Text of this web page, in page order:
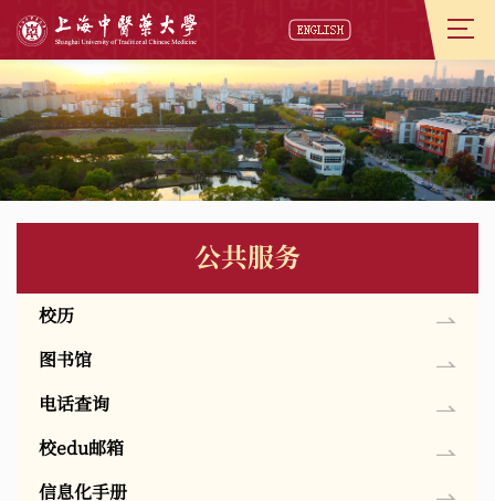
公共服务
校历
图书馆
电话查询
校edu邮箱
信息化手册